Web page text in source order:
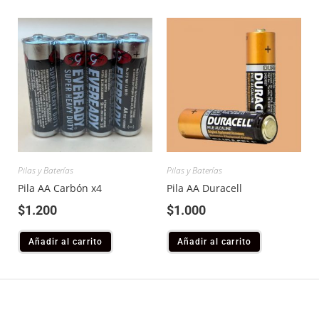
Pilas y Baterías
Pila AA Carbón x4
$1.200
Añadir al carrito
Pilas y Baterías
Pila AA Duracell
$1.000
Añadir al carrito